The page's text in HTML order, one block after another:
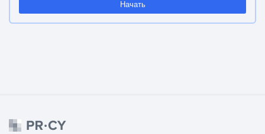
Начать